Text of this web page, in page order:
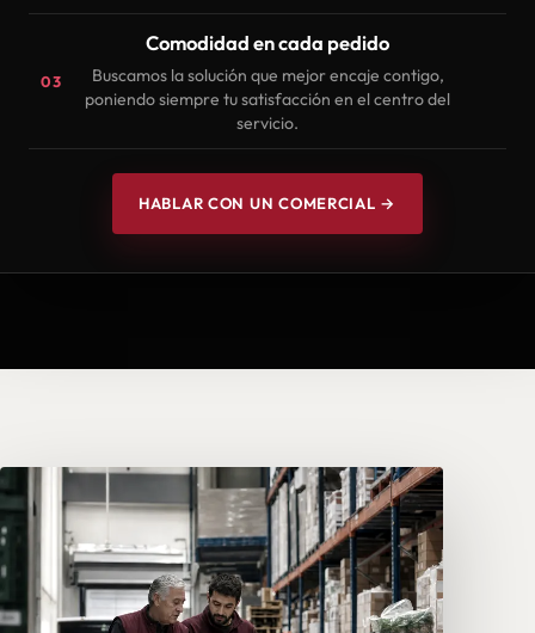
03
Comodidad en cada pedido
Buscamos la solución que mejor encaje contigo,
poniendo siempre tu satisfacción en el centro del
servicio.
HABLAR CON UN COMERCIAL →